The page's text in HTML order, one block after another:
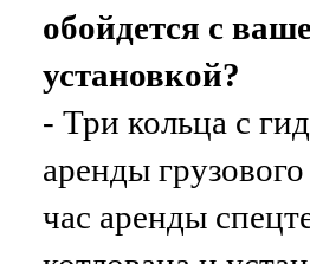
обойдется с
установкой?
- Три кольца с
аренды
час аренды